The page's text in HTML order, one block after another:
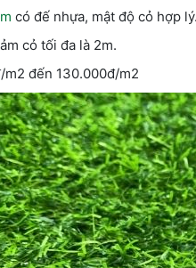
có đế nhựa, mật độ cỏ hợp
cỏ tối đa là 2m.
m2 đến 130.000đ/m2